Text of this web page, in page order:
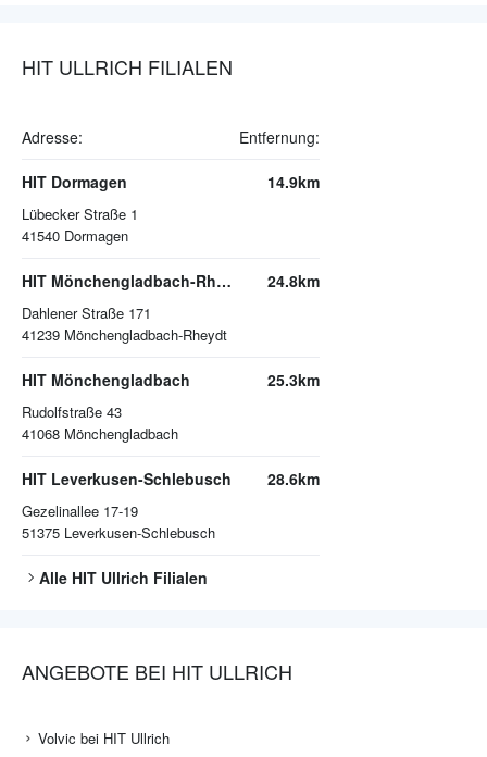
HIT ULLRICH FILIALEN
Adresse: Entfernung:
HIT Dormagen
Lübecker Straße 1
41540 Dormagen
14.9km
HIT Mönchengladbach-Rheydt
Dahlener Straße 171
41239 Mönchengladbach-Rheydt
24.8km
HIT Mönchengladbach
Rudolfstraße 43
41068 Mönchengladbach
25.3km
HIT Leverkusen-Schlebusch
Gezelinallee 17-19
51375 Leverkusen-Schlebusch
28.6km
Alle HIT Ullrich Filialen
ANGEBOTE BEI HIT ULLRICH
Volvic bei HIT Ullrich